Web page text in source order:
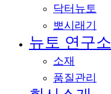
닥터뉴토
뽀시래기
뉴토 연구소
소재
품질관리